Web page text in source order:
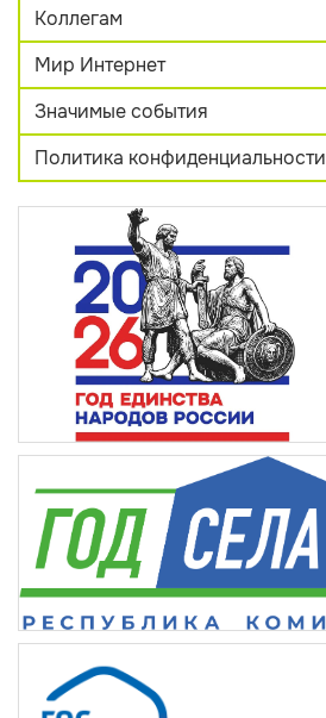
Коллегам
Мир Интернет
Значимые события
Политика конфиденциальности